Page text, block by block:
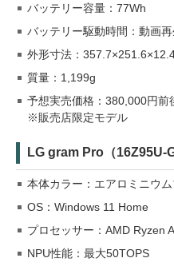
バッテリー容量：77Wh
バッテリー駆動時間：動画
外形寸法：
質量：1,199g
予想実売価格：380,000円前
※販売店限定モデル
LG gram Pro（16Z95U-
本体カラー：エアロミニウ
OS：Windows 11 Home
プロセッサー：AMD Ryzen
NPU性能：最大50TOPS